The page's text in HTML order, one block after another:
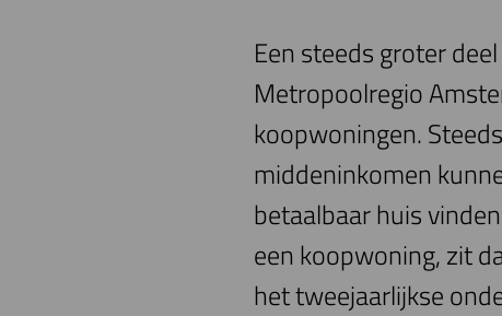
Een steeds groter
Metropoolregio
koopwoningen.
middeninkomen
betaalbaar huis
een koopwoning, zit
het tweejaarlijkse